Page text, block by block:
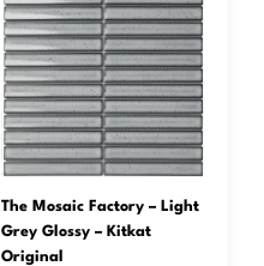
The Mosaic Factory – Light
Grey Glossy – Kitkat
Original